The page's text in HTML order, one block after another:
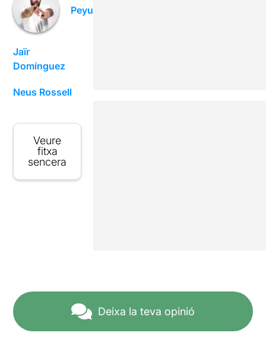
Peyu
Jaïr
Domínguez
Neus Rossell
Veure
fitxa
sencera
Deixa la teva opinió